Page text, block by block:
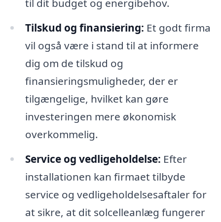
til dit budget og energibehov.
Tilskud og finansiering: Et godt firma
vil også være i stand til at informere
dig om de tilskud og
finansieringsmuligheder, der er
tilgængelige, hvilket kan gøre
investeringen mere økonomisk
overkommelig.
Service og vedligeholdelse: Efter
installationen kan firmaet tilbyde
service og vedligeholdelsesaftaler for
at sikre, at dit solcelleanlæg fungerer